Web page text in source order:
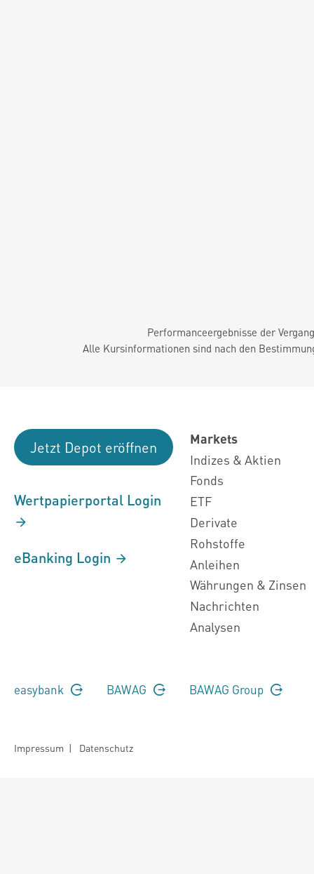
Performanceergebnisse der
Alle Kursinformationen sind nach den
Jetzt Depot eröffnen
Wertpapierportal Login
eBanking Login
Markets
Indizes & Aktien
Fonds
ETF
Derivate
Rohstoffe
Anleihen
Währungen & Zinsen
Nachrichten
Analysen
easybank BAWAG BAWAG Group
Impressum | Datenschutz